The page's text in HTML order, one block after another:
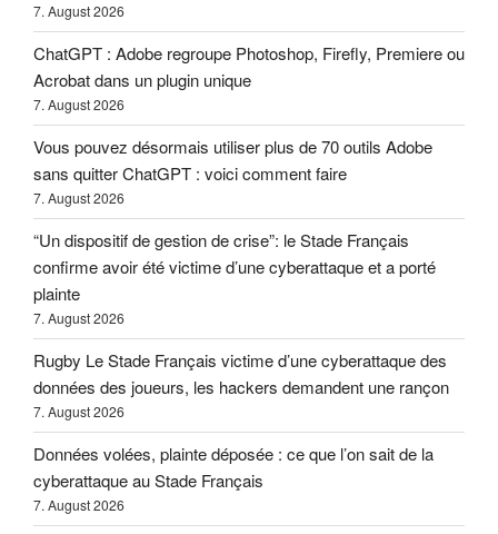
7. August 2026
ChatGPT : Adobe regroupe Photoshop, Firefly, Premiere ou
Acrobat dans un plugin unique
7. August 2026
Vous pouvez désormais utiliser plus de 70 outils Adobe
sans quitter ChatGPT : voici comment faire
7. August 2026
“Un dispositif de gestion de crise”: le Stade Français
confirme avoir été victime d’une cyberattaque et a porté
plainte
7. August 2026
Rugby Le Stade Français victime d’une cyberattaque des
données des joueurs, les hackers demandent une rançon
7. August 2026
Données volées, plainte déposée : ce que l’on sait de la
cyberattaque au Stade Français
7. August 2026